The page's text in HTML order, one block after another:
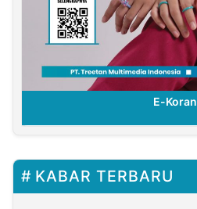
E-Koran
KABAR TERBARU